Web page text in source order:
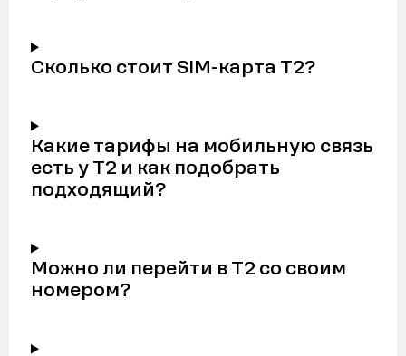
Сколько стоит SIM-карта Т2?
Какие тарифы на мобильную связь
есть у Т2 и как подобрать
подходящий?
Можно ли перейти в Т2 со своим
номером?